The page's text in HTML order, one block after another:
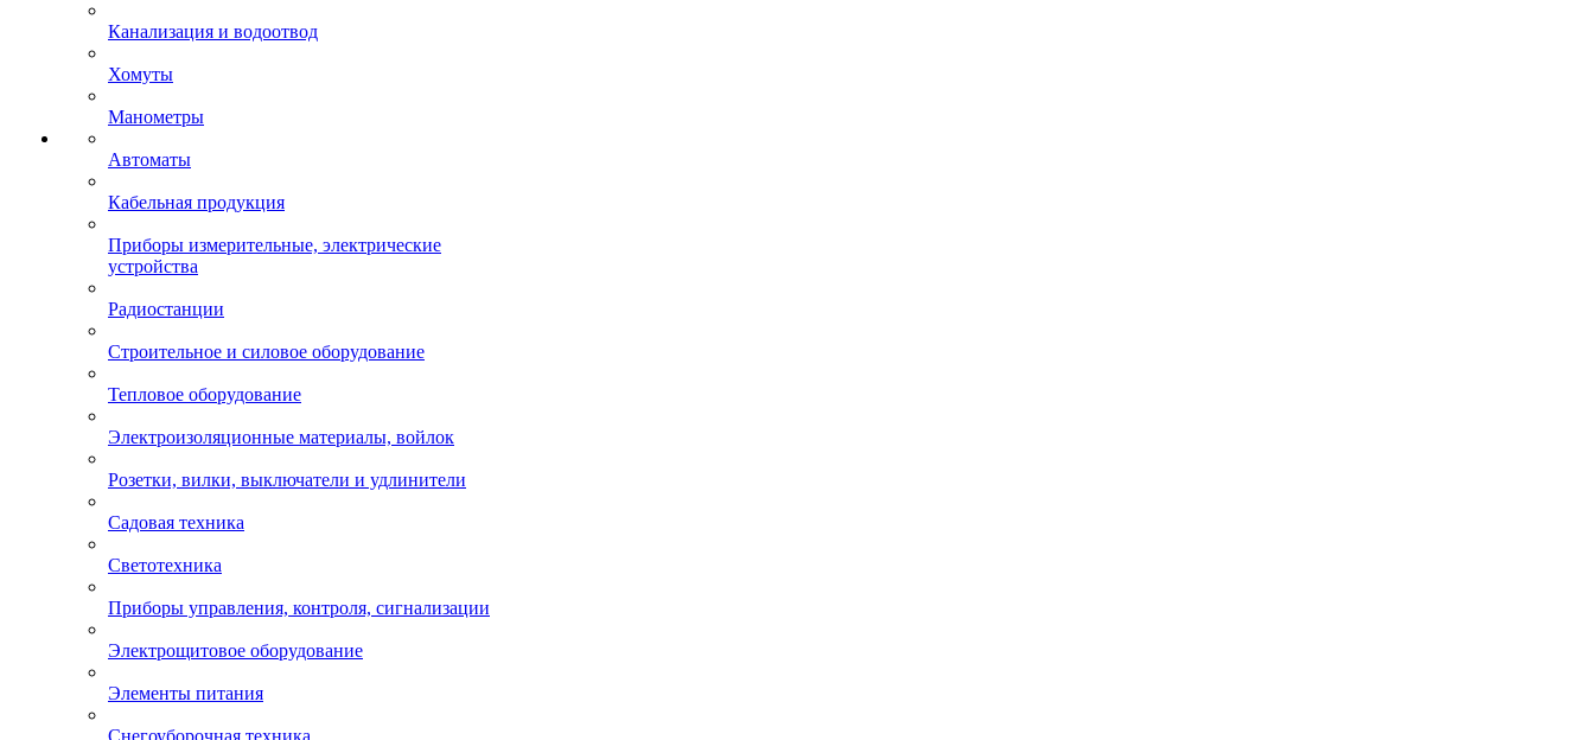
Канализация и водоотвод
Хомуты
Манометры
Автоматы
Кабельная продукция
Приборы измерительные, электрические
устройства
Радиостанции
Строительное и силовое оборудование
Тепловое оборудование
Электроизоляционные материалы, войлок
Розетки, вилки, выключатели и удлинители
Садовая техника
Светотехника
Приборы управления, контроля, сигнализации
Электрощитовое оборудование
Элементы питания
Снегоуборочная техника